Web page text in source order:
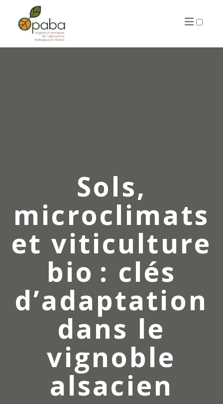
Sols,
microclimats
et viticulture
bio : clés
d’adaptation
dans le
vignoble
alsacien